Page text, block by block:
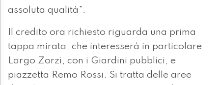
assoluta qualità".
Il credito ora richiesto riguarda una prima
tappa mirata, che interesserà in particolare
Largo Zorzi, con i Giardini pubblici, e
piazzetta Remo Rossi. Si tratta delle aree